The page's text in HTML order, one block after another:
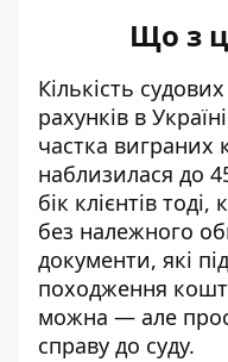
Що з
Кількість
рахунків в
частка виграних
наблизилася до
бік клієнтів
без належного
документи, які
походження
можна — але
справу до суду.